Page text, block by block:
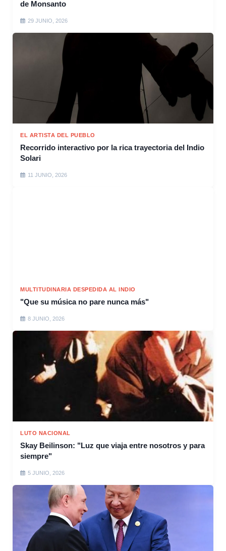
de Monsanto
29 JUNIO, 2026
EL ARTISTA DEL PUEBLO
Recorrido interactivo por la rica trayectoria del Indio
Solari
11 JUNIO, 2026
MULTITUDINARIA DESPEDIDA AL INDIO
"Que su música no pare nunca más"
8 JUNIO, 2026
LUTO NACIONAL
Skay Beilinson: "Luz que viaja entre nosotros y para
siempre"
5 JUNIO, 2026